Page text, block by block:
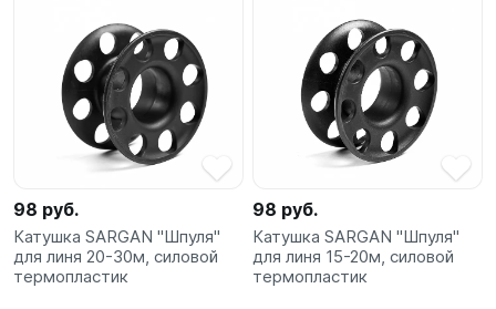
Подарочные
Карты
Бренды
98 руб.
Катушка SARGAN "Шпуля"
для линя 20-30м, силовой
термопластик
98 руб.
Катушка SARGAN "Шпуля"
для линя 15-20м, силовой
термопластик